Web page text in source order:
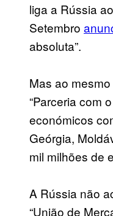
liga a Rússia
Setembro
absoluta”.
Mas ao
“Parceria com
económicos
Geórgia,
mil milhões de
A Rússia não
“União de